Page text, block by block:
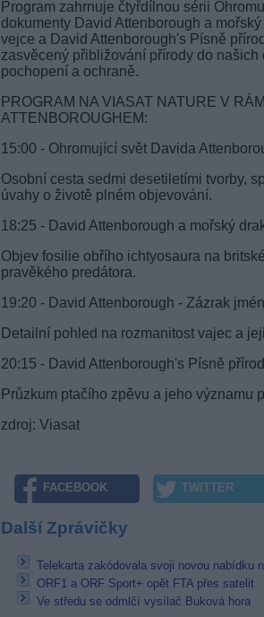
Program zahrnuje čtyřdílnou sérii
dokumenty David Attenborough a
vejce a David Attenborough's Písně
zasvěcený přibližování přírody do
pochopení a ochraně.
PROGRAM NA VIASAT NATURE V
ATTENBOROUGHEM:
15:00 - Ohromující svět Davida
Osobní cesta sedmi desetiletími tvorby,
úvahy o životě plném objevování.
18:25 - David Attenborough a mořský
Objev fosilie obřího ichtyosaura na
pravěkého predátora.
19:20 - David Attenborough - Zázrak
Detailní pohled na rozmanitost vajec a
20:15 - David Attenborough's Písně
Průzkum ptačího zpěvu a jeho významu
zdroj: Viasat
FACEBOOK TWITTER
Další Zprávičky
Telekarta zakódovala svoji novou nabídku
ORF1 a ORF Sport+ opět FTA přes satelit
Ve středu se odmlčí vysílač Buková hora